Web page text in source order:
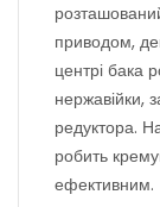
приводом,
центрі бака
нержавійки,
редуктора.
робить
ефективним.